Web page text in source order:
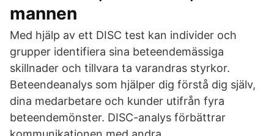
mannen
Med hjälp av ett DISC test kan individer och
grupper identifiera sina beteendemässiga
skillnader och tillvara ta varandras styrkor.
Beteendeanalys som hjälper dig förstå dig själv,
dina medarbetare och kunder utifrån fyra
beteendemönster. DISC-analys förbättrar